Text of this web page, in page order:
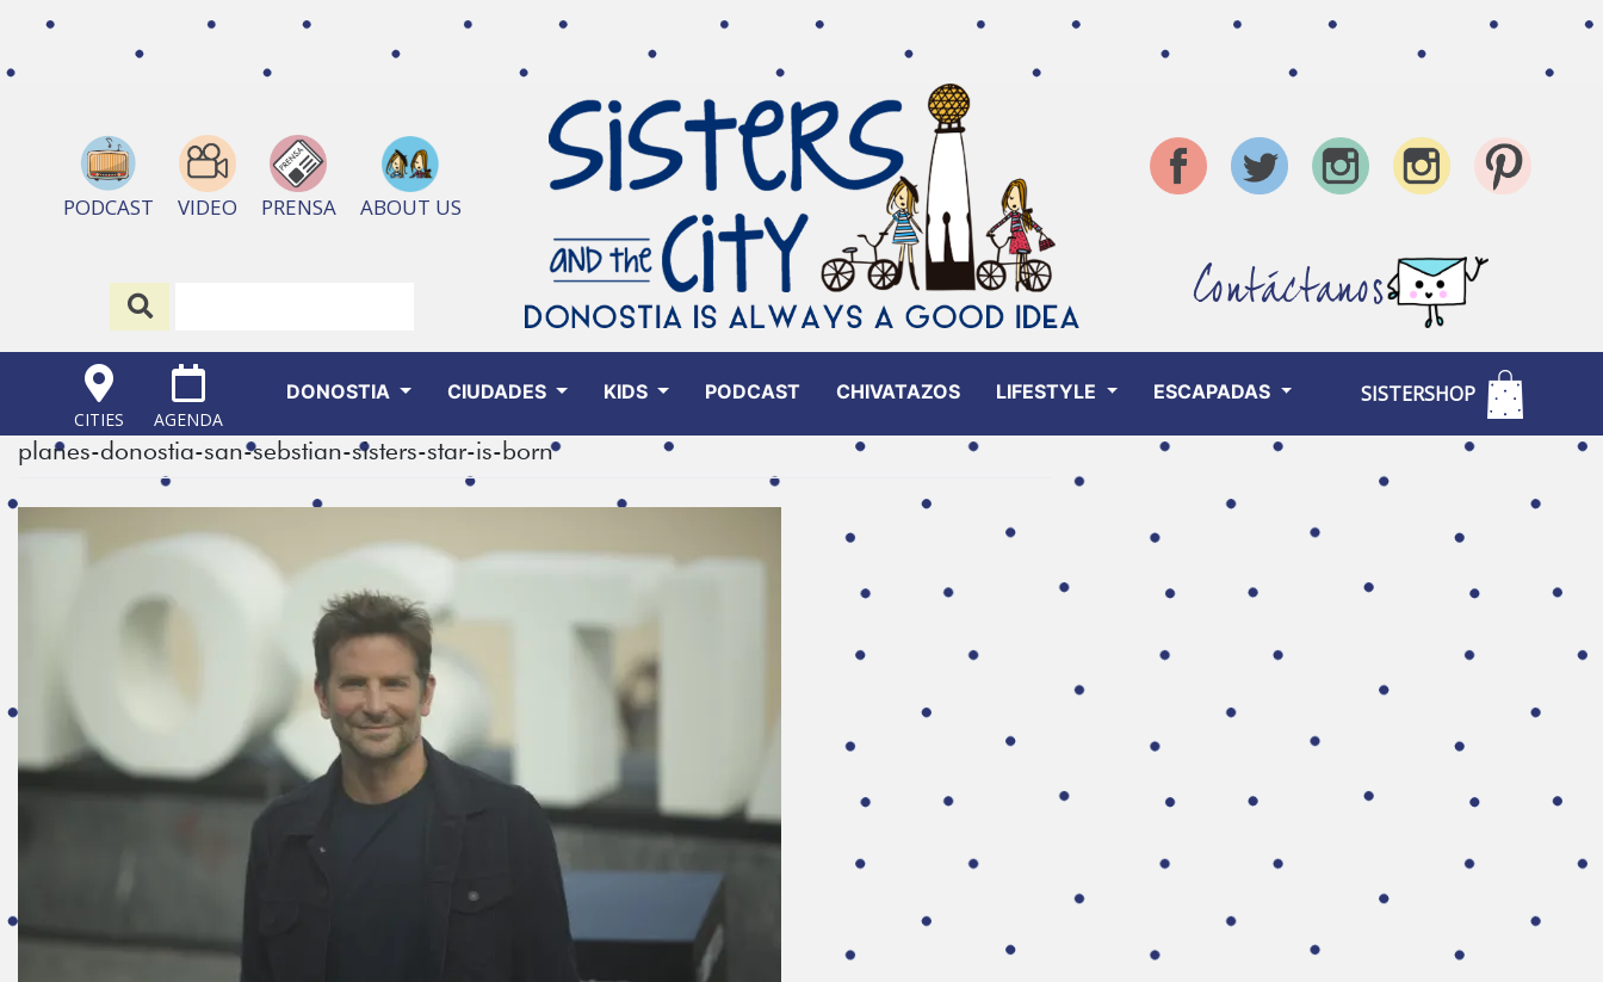
PODCAST VIDEO PRENSA ABOUT US
Contáctanos
CITIES AGENDA
DONOSTIA CIUDADES KIDS PODCAST CHIVATAZOS LIFESTYLE ESCAPADAS SISTERSHOP
planes-donostia-san-sebstian-sisters-star-is-born